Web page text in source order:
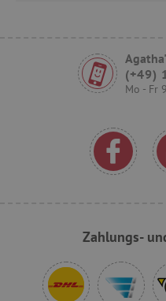
(+49)
Mo - Fr
Zahlungs-
Unbedingt
Unbedingt
wesentliche
Benutzeranmeldung
Ohne die unbedingt
featureFlagIdentifier
PHPSESSID